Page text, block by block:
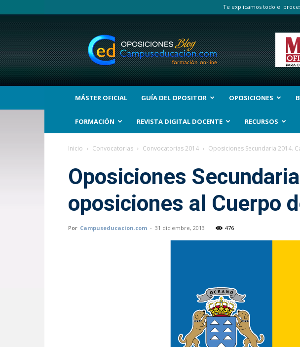
Te explicamos todo el
BLOG
Noticias
Oposiciones
y
bolsas
Trabajo
Interinos.
MÁSTER OFICIAL GUÍA DEL OPOSITOR OPOSICIONES
FORMACIÓN REVISTA DIGITAL DOCENTE RECURSOS
Inicio Convocatorias Convocatorias 2014 Oposiciones Secundaria 2014.
Oposiciones
oposiciones al Cuerpo
Por Campuseducacion.com - 31 diciembre, 2013 476